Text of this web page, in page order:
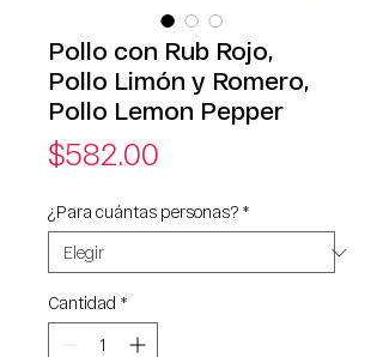
Pollo con Rub Rojo,
Pollo Limón y Romero,
Pollo Lemon Pepper
$582.00
¿Para cuántas personas? *
Cantidad *